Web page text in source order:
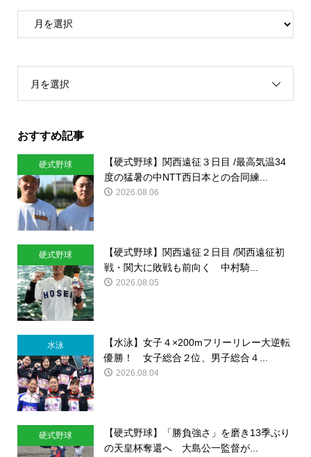
月を選択
おすすめ記事
硬式野球
【硬式野球】関西遠征３日目 /最高気温34
度の猛暑の中NTT西日本との合同練...
2026.08.06
硬式野球
【硬式野球】関西遠征２日目 /関西遠征初
戦・関大に敗戦も前向く 中村騎...
2026.08.05
水泳
【水泳】女子４×200mフリーリレー大逆転
優勝！ 女子総合２位、男子総合４...
2026.08.04
硬式野球
【硬式野球】「勝負強さ」を磨き13季ぶり
の天皇杯奪還へ 大島公一監督が...